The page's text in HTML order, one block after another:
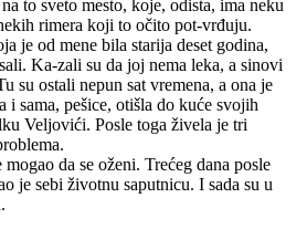
to sveto mesto, koje, odista, ima neku
rimera koji to očito pot-vrđuju.
je od mene bila starija deset godina,
Ka-zali su da joj nema leka, a sinovi
su ostali nepun sat vremena, a ona je
i sama, pešice, otišla do kuće svojih
Veljovići. Posle toga živela je tri
da se oženi. Trećeg dana posle
je sebi životnu saputnicu. I sada su u